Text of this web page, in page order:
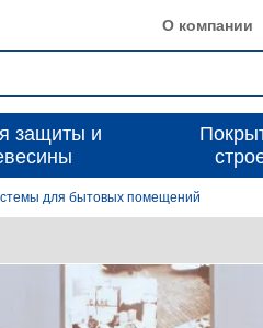
О компании
защиты и
для бытовых помещений